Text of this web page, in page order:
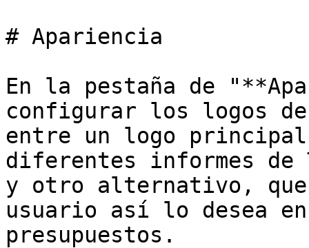
# Apariencia
En la pestaña de
configurar los logos
entre un logo principal
diferentes informes de
y otro alternativo, que
usuario así lo desea
presupuestos.